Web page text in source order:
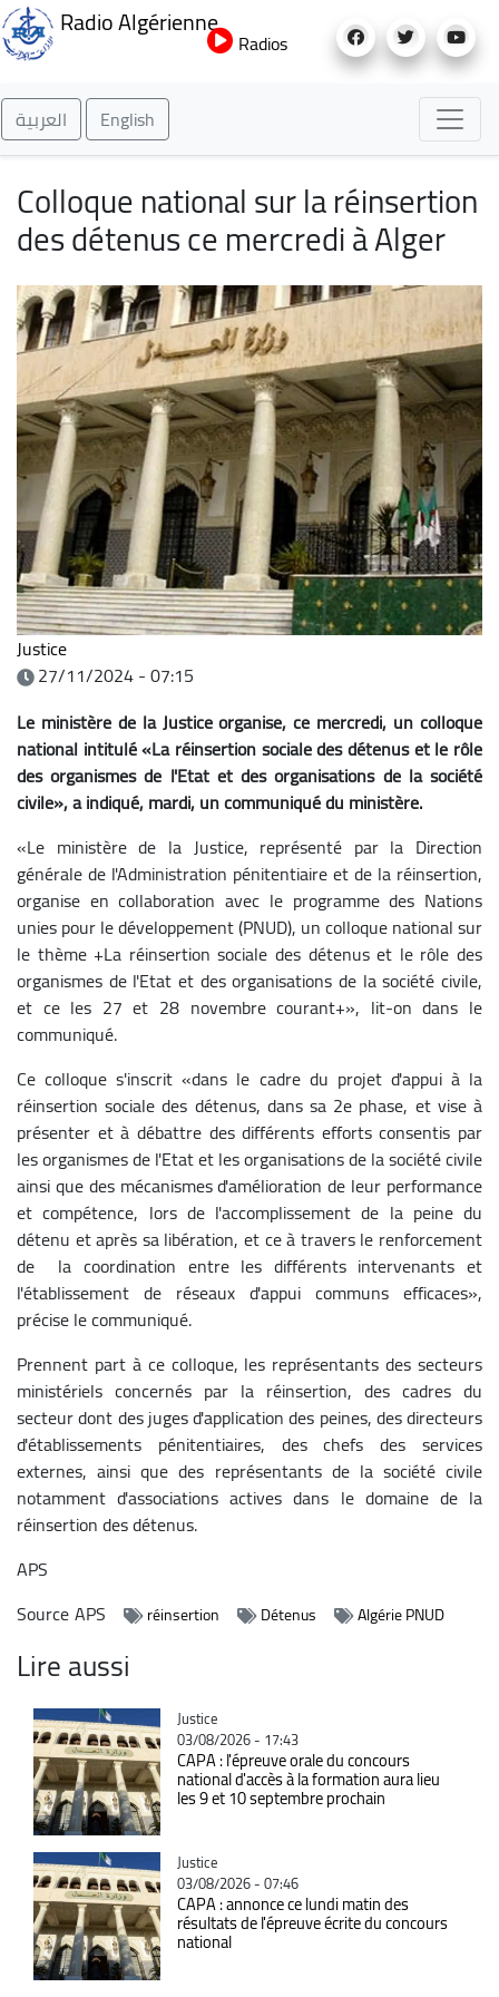
au
Radio Algérienne
Radios
العربية English
Colloque national sur la réinsertion
des détenus ce mercredi à Alger
Justice
27/11/2024 - 07:15
Le ministère de la Justice organise, ce mercredi, un colloque
national intitulé «La réinsertion sociale des détenus et le rôle
des organismes de l'Etat et des organisations de la société
civile», a indiqué, mardi, un communiqué du ministère.
«Le ministère de la Justice, représenté par la Direction
générale de l'Administration pénitentiaire et de la réinsertion,
organise en collaboration avec le programme des Nations
unies pour le développement (PNUD), un colloque national sur
le thème +La réinsertion sociale des détenus et le rôle des
organismes de l'Etat et des organisations de la société civile,
et ce les 27 et 28 novembre courant+», lit-on dans le
communiqué.
Ce colloque s'inscrit «dans le cadre du projet d'appui à la
réinsertion sociale des détenus, dans sa 2e phase, et vise à
présenter et à débattre des différents efforts consentis par
les organismes de l'Etat et les organisations de la société civile
ainsi que des mécanismes d'amélioration de leur performance
et compétence, lors de l'accomplissement de la peine du
détenu et après sa libération, et ce à travers le renforcement
de la coordination entre les différents intervenants et
l'établissement de réseaux d'appui communs efficaces»,
précise le communiqué.
Prennent part à ce colloque, les représentants des secteurs
ministériels concernés par la réinsertion, des cadres du
secteur dont des juges d'application des peines, des directeurs
d'établissements pénitentiaires, des chefs des services
externes, ainsi que des représentants de la société civile
notamment d'associations actives dans le domaine de la
réinsertion des détenus.
APS
SourceAPS réinsertion Détenus Algérie PNUD
Lire aussi
Catégorie
Justice
03/08/2026 - 17:43
CAPA : l'épreuve orale du concours
national d'accès à la formation aura lieu
les 9 et 10 septembre prochain
Catégorie
Justice
03/08/2026 - 07:46
CAPA : annonce ce lundi matin des
résultats de l'épreuve écrite du concours
national